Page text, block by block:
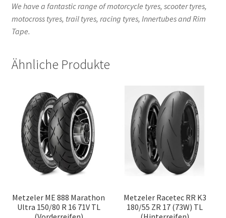
We have a fantastic range of motorcycle tyres, scooter tyres,
motocross tyres, trail tyres, racing tyres, Innertubes and Rim
Tape.
Ähnliche Produkte
Metzeler ME 888 Marathon
Ultra 150/80 R 16 71V TL
Metzeler Racetec RR K3
180/55 ZR 17 (73W) TL